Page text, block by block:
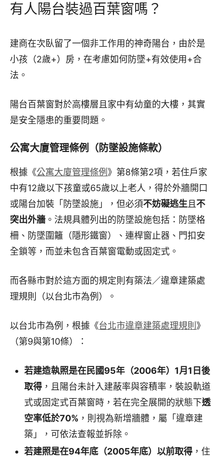
有人陽台裝過百葉窗嗎？
建商在次臥留了一個非工作用的神奇陽台，由於是
小孩（2歲+）房，在考慮如何防墜+有效使用+合
法。
陽台百葉窗對於高樓層且家中有幼童的大樓，其實
是安全隱患的重要問題。
公寓大廈管理條例（防墜設施條款）
根據《公寓大廈管理條例》第8條第2項，若住戶家
中有12歲以下孩童或65歲以上老人，得於外牆開口
或陽台加裝「防墜設施」，但必須不妨礙逃生且不
突出外牆 。法規具體列出的防墜設施包括：防墜格
柵、防墜圍籬（隱形鐵窗）、連桿窗止器、門扣安
全鎖等，而並未包含百葉窗電動或固定式。
而各縣市對於這方面的規定則有築法／違章建築處
理規則（以台北市為例）。
以台北市為例，根據《台北市違章建築處理規則 》
（第9與第10條）：
若建造執照是在民國95年（2006年）1月1日後
取得，且陽台未計入建蔽率與容積率，裝設軌道
式或固定式百葉窗時，若在完全展開的狀態下透
空率低於70% ，則視為新增牆體，屬「違章建
築」，可依法查報並拆除。
若建照是在94年底（2005年底）以前取得，住